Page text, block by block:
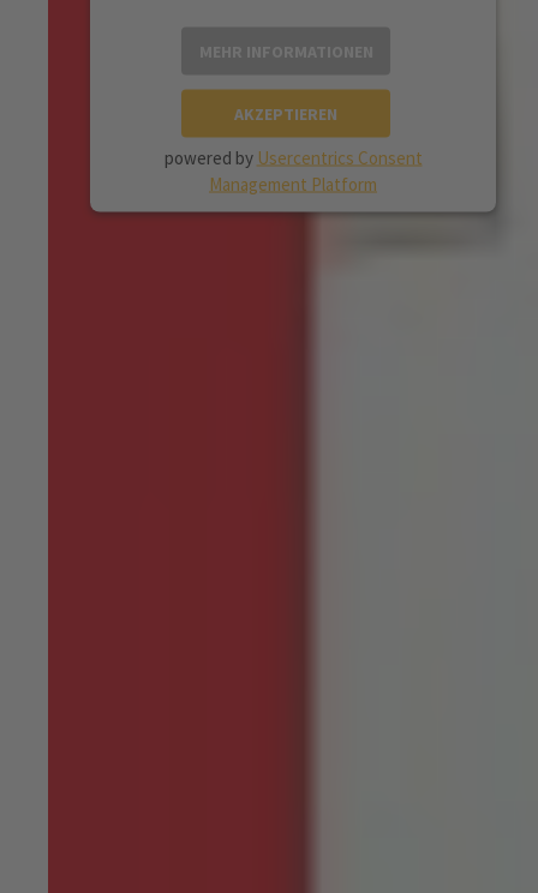
AKZEPTIEREN
powered by Usercentrics Consent
Management Platform